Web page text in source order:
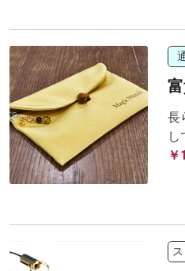
長
し
￥